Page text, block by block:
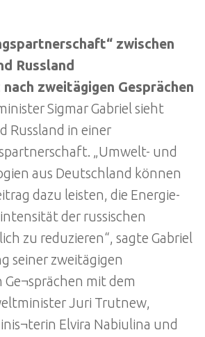
zwischen
Russland
zweitägigen Gesprächen
Sigmar Gabriel sieht
Russland in einer
„Umwelt- und
aus Deutschland können
dazu leisten, die Energie-
der russischen
zu reduzieren“, sagte Gabriel
seiner zweitägigen
Ge¬sprächen mit dem
Juri Trutnew,
Elvira Nabiulina und